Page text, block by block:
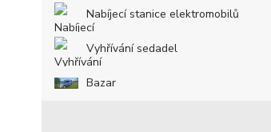
Nabíjecí stanice elektromobilů
Vyhřívání sedadel
Bazar